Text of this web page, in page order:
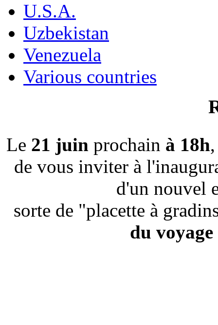
U.S.A.
Uzbekistan
Venezuela
Various countries
Le 21 juin prochain à 18h
de vous inviter à
d'un nouvel
sorte de "placette à
du voyage